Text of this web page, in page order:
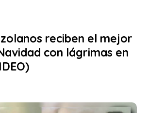
reciben el mejor
con lágrimas en